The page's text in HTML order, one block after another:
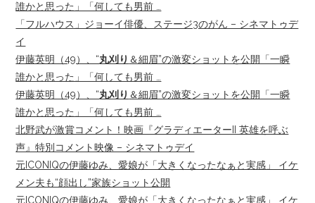
誰かと思った」「何しても男前 …
「フルハウス」ジョーイ俳優、ステージ3のがん – シネマトゥデ
イ
伊藤英明（49）、“丸刈り ＆細眉”の激変ショットを公開「一瞬
誰かと思った」「何しても男前 …
伊藤英明（49）、“丸刈り ＆細眉”の激変ショットを公開「一瞬
誰かと思った」「何しても男前 …
北野武が激賞コメント！映画『グラディエーターII 英雄を呼ぶ
声』特別コメント映像 – シネマトゥデイ
元ICONIQの伊藤ゆみ、愛娘が「大きくなったなぁと実感」 イケ
メン夫も“顔出し”家族ショット公開
元ICONIQの伊藤ゆみ、愛娘が「大きくなったなぁと実感」 イケ